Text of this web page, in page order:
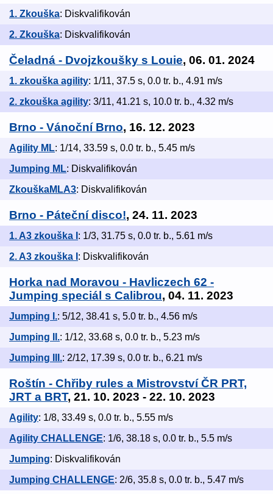
1. Zkouška: Diskvalifikován
2. Zkouška: Diskvalifikován
Čeladná - Dvojzkoušky s Louie, 06. 01. 2024
1. zkouška agility: 1/11, 37.5 s, 0.0 tr. b., 4.91 m/s
2. zkouška agility: 3/11, 41.21 s, 10.0 tr. b., 4.32 m/s
Brno - Vánoční Brno, 16. 12. 2023
Agility ML: 1/14, 33.59 s, 0.0 tr. b., 5.45 m/s
Jumping ML: Diskvalifikován
ZkouškaMLA3: Diskvalifikován
Brno - Páteční disco!, 24. 11. 2023
1. A3 zkouška I : 1/3, 31.75 s, 0.0 tr. b., 5.61 m/s
2. A3 zkouška I : Diskvalifikován
Horka nad Moravou - Havliczech 62 -
Jumping speciál s Calibrou, 04. 11. 2023
Jumping I.: 5/12, 38.41 s, 5.0 tr. b., 4.56 m/s
Jumping II.: 1/12, 33.68 s, 0.0 tr. b., 5.23 m/s
Jumping III.: 2/12, 17.39 s, 0.0 tr. b., 6.21 m/s
Roštín - Chřiby rules a Mistrovství ČR PRT,
JRT a BRT, 21. 10. 2023 - 22. 10. 2023
Agility: 1/8, 33.49 s, 0.0 tr. b., 5.55 m/s
Agility CHALLENGE: 1/6, 38.18 s, 0.0 tr. b., 5.5 m/s
Jumping: Diskvalifikován
Jumping CHALLENGE: 2/6, 35.8 s, 0.0 tr. b., 5.47 m/s